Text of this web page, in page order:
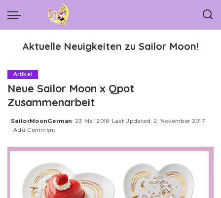
Aktuelle Neuigkeiten zu Sailor Moon!
Artikel
Neue Sailor Moon x Qpot
Zusammenarbeit
Posted
by
SailorMoonGerman 23. Mai 2016 Last Updated: 2. November 2017
Add Comment